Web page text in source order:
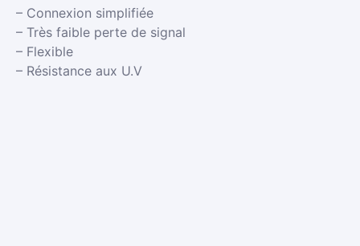
– Connexion simplifiée
– Très faible perte de signal
– Flexible
– Résistance aux U.V